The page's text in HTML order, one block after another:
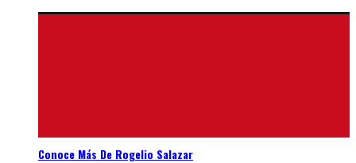
Conoce Más De Rogelio Salazar